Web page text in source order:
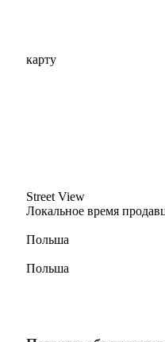
карту
Street View
Локальное время
Польша
Польша